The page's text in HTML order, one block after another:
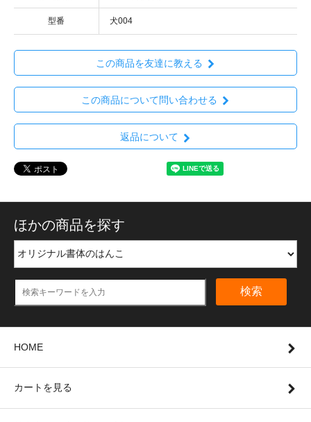
型番 犬004
この商品を友達に教える
この商品について問い合わせる
返品について
ほかの商品を探す
検索
HOME
カートを見る